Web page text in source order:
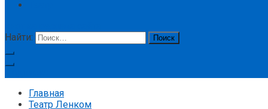
Найти:
Главная
Театр Ленком